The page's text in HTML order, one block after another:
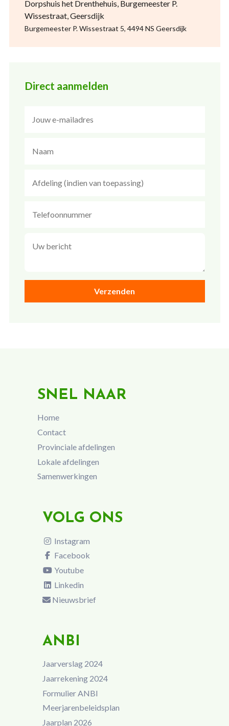
Dorpshuis het Drenthehuis, Burgemeester P.
Wissestraat, Geersdijk
Burgemeester P. Wissestraat 5, 4494 NS Geersdijk
Direct aanmelden
SNEL NAAR
Home
Contact
Provinciale afdelingen
Lokale afdelingen
Samenwerkingen
VOLG ONS
Instagram
Facebook
Youtube
Linkedin
Nieuwsbrief
ANBI
Jaarverslag 2024
Jaarrekening 2024
Formulier ANBI
Meerjarenbeleidsplan
Jaarplan 2026